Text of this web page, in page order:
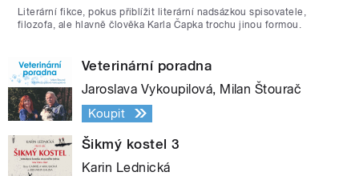
Literární fikce, pokus přiblížit literární nadsázkou spisovatele,
filozofa, ale hlavně člověka Karla Čapka trochu jinou formou.
Veterinární poradna
Jaroslava Vykoupilová, Milan Štourač
Koupit
Šikmý kostel 3
Karin Lednická